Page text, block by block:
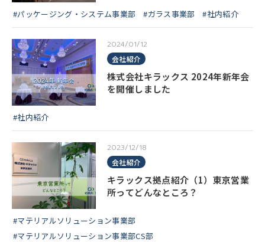
#パッケージング・システム事業部 #ガラス事業部 #社内紹介
2024/01/12
会社紹介
株式会社キラックス 2024年新年会
を開催しました
#社内紹介
2023/12/18
会社紹介
キラックス拠点紹介（1）東京営業
所ってどんなところ？
#マテリアルソリューション事業部
#マテリアルソリューション事業部CS部